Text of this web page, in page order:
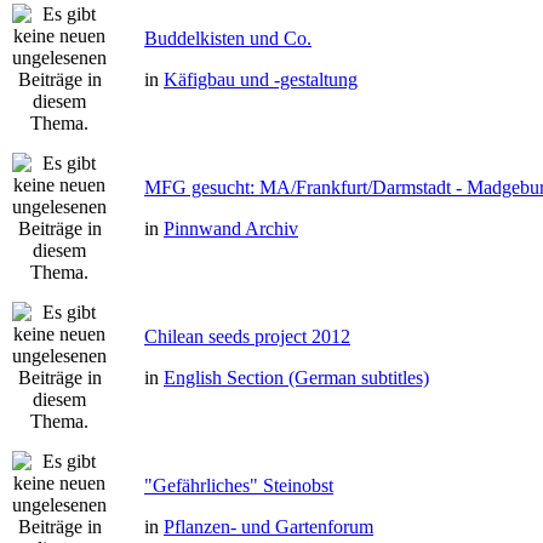
Buddelkisten und Co.
in Käfigbau und -gestaltung
MFG gesucht: MA/Frankfurt/Darmstadt -
in Pinnwand Archiv
Chilean seeds project 2012
in English Section (German subtitles)
"Gefährliches" Steinobst
in Pflanzen- und Gartenforum